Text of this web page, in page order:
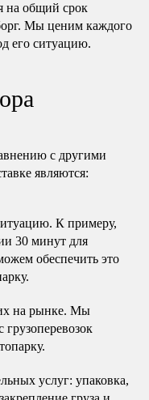
на общий срок
Мы ценим каждого
его ситуацию.
с другими
являются:
К примеру,
30 минут для
обеспечить это
на рынке. Мы
услуг: упаковка,